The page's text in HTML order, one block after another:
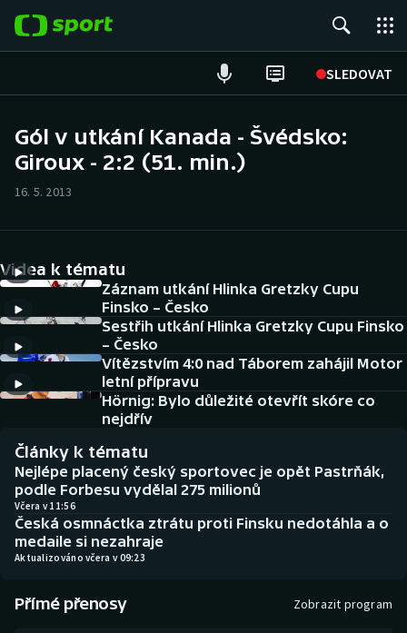
SLEDOVAT
Hokej
Cyklistika
DALŠÍ SPORTY
Americký fotbal
Baseball a softbal
Basketbal
Biatlon
Boby a skeleton
Box
NEPŘEHLÉDNĚTE
Historické návraty
Aplikace ČT sport
AZ kvíz
Gól v utkání Kanada - Švédsko:
Giroux - 2:2 (51. min.)
16. 5. 2013
Videa k tématu
Záznam utkání Hlinka Gretzky Cupu
Finsko – Česko
Sestřih utkání Hlinka Gretzky Cupu Finsko
– Česko
Vítězstvím 4:0 nad Táborem zahájil Motor
letní přípravu
Hörnig: Bylo důležité otevřít skóre co
nejdřív
Články k tématu
Nejlépe placený český sportovec je opět Pastrňák,
podle Forbesu vydělal 275 milionů
Včera v 11:56
Česká osmnáctka ztrátu proti Finsku nedotáhla a o
medaile si nezahraje
Aktualizováno včera v 09:23
Přímé přenosy Zobrazit program